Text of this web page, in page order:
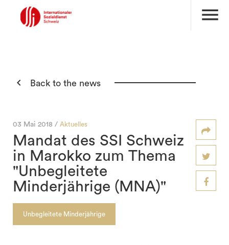
menu
 Back to the news
03 Mai 2018 / Aktuelles
Mandat des SSI Schweiz
in Marokko zum Thema
"Unbegleitete
Minderjährige (MNA)"
Unbegleitete Minderjährige